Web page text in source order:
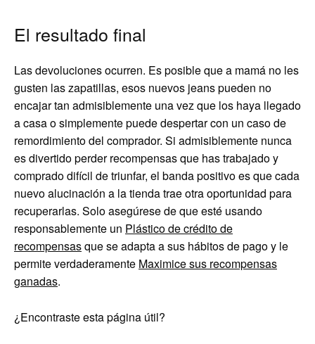
El resultado final
Las devoluciones ocurren. Es posible que a mamá no les
gusten las zapatillas, esos nuevos jeans pueden no
encajar tan admisiblemente una vez que los haya llegado
a casa o simplemente puede despertar con un caso de
remordimiento del comprador. Si admisiblemente nunca
es divertido perder recompensas que has trabajado y
comprado difícil de triunfar, el banda positivo es que cada
nuevo alucinación a la tienda trae otra oportunidad para
recuperarlas. Solo asegúrese de que esté usando
responsablemente un Plástico de crédito de
recompensasque se adapta a sus hábitos de pago y le
permite verdaderamente Maximice sus recompensas
ganadas.
¿Encontraste esta página útil?